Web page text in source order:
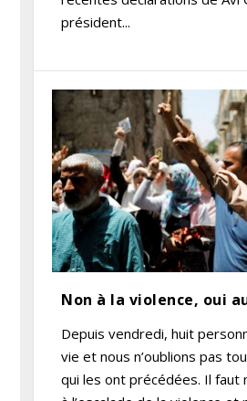
président...
Non à la violence, oui
Depuis vendredi, huit
vie et nous n’oublions pas
qui les ont précédées. Il